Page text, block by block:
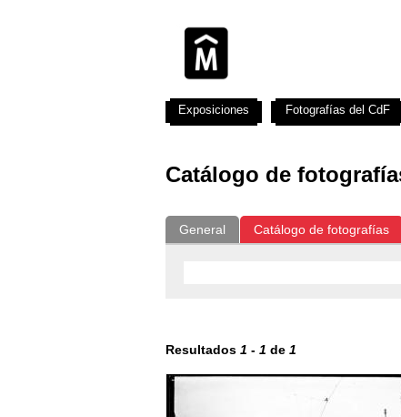
Catálogo de
General Catálogo de fotografías
Resultados 1 - 1 de 1
Exposiciones Fotografías del CdF